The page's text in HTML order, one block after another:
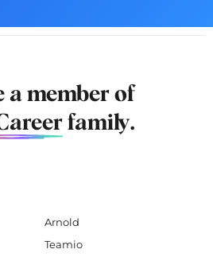
a member of
family.
Arnold
Teamio